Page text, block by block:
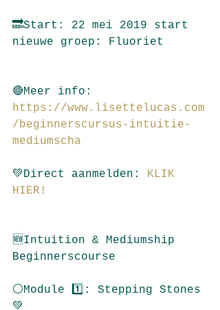
🔜Start: 22 mei 2019 start
nieuwe groep: Fluoriet
🔴Meer info:
https://www.lisettelucas.com
/beginnerscursus-intuitie-
mediumscha
💚Direct aanmelden: KLIK
HIER!
🆕Intuition & Mediumship
Beginnerscourse
⚪️Module 1️⃣: Stepping Stones
💚